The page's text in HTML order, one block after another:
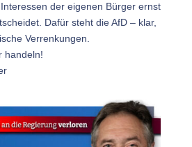
der eigenen Bürger ernst
Dafür steht die AfD – klar,
Verrenkungen.
handeln!